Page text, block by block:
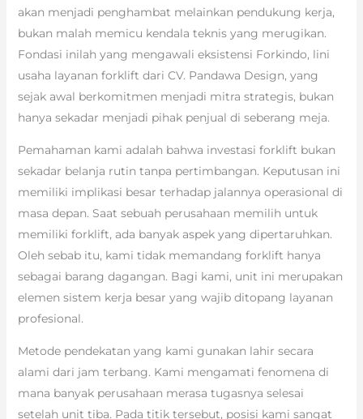
akan menjadi penghambat melainkan pendukung kerja,
bukan malah memicu kendala teknis yang merugikan.
Fondasi inilah yang mengawali eksistensi Forkindo, lini
usaha layanan forklift dari CV. Pandawa Design, yang
sejak awal berkomitmen menjadi mitra strategis, bukan
hanya sekadar menjadi pihak penjual di seberang meja.
Pemahaman kami adalah bahwa investasi forklift bukan
sekadar belanja rutin tanpa pertimbangan. Keputusan ini
memiliki implikasi besar terhadap jalannya operasional di
masa depan. Saat sebuah perusahaan memilih untuk
memiliki forklift, ada banyak aspek yang dipertaruhkan.
Oleh sebab itu, kami tidak memandang forklift hanya
sebagai barang dagangan. Bagi kami, unit ini merupakan
elemen sistem kerja besar yang wajib ditopang layanan
profesional.
Metode pendekatan yang kami gunakan lahir secara
alami dari jam terbang. Kami mengamati fenomena di
mana banyak perusahaan merasa tugasnya selesai
setelah unit tiba. Pada titik tersebut, posisi kami sangat